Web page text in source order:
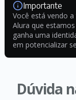
Importante
Você está vendo
Alura que
ganha uma
em potencializar
Dúvida